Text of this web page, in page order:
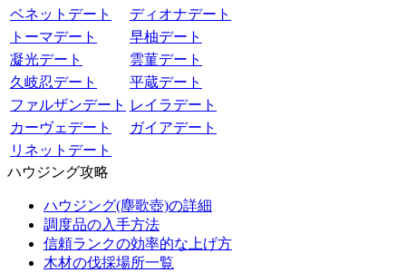
ベネットデート
ディオナデート
トーマデート
早柚デート
凝光デート
雲菫デート
久岐忍デート
平蔵デート
ファルザンデート レイラデート
カーヴェデート
ガイアデート
リネットデート
ハウジング攻略
ハウジング(塵歌壺)の詳細
調度品の入手方法
信頼ランクの効率的な上げ方
木材の伐採場所一覧